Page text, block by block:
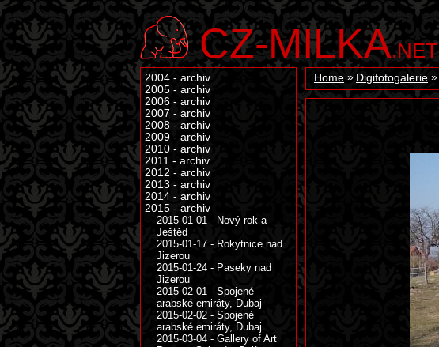
CZ-MILKA.NET
Home Digifotogalerie
2004 - archiv
2005 - archiv
2006 - archiv
2007 - archiv
2008 - archiv
2009 - archiv
2010 - archiv
2011 - archiv
2012 - archiv
2013 - archiv
2014 - archiv
2015 - archiv
2015-01-01 - Nový rok a
Ještěd
2015-01-17 - Rokytnice nad
Jizerou
2015-01-24 - Paseky nad
Jizerou
2015-02-01 - Spojené
arabské emiráty, Dubaj
2015-02-02 - Spojené
arabské emiráty, Dubaj
2015-03-04 - Gallery of Art